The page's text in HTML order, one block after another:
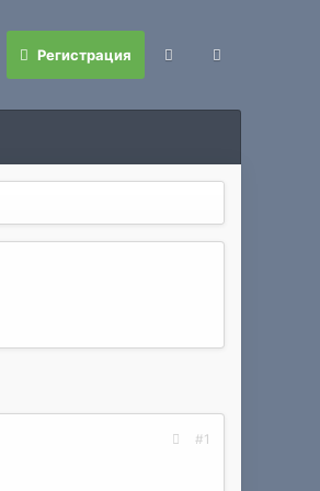
Регистрация
#1